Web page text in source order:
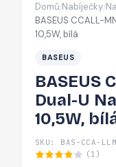
Domů/Nabíječky/
BASEUS CCALL-
10,5W, bílá
BASEUS
BASEUS
Dual-U
10,5W,
SKU: BAS-CCA-
(1)